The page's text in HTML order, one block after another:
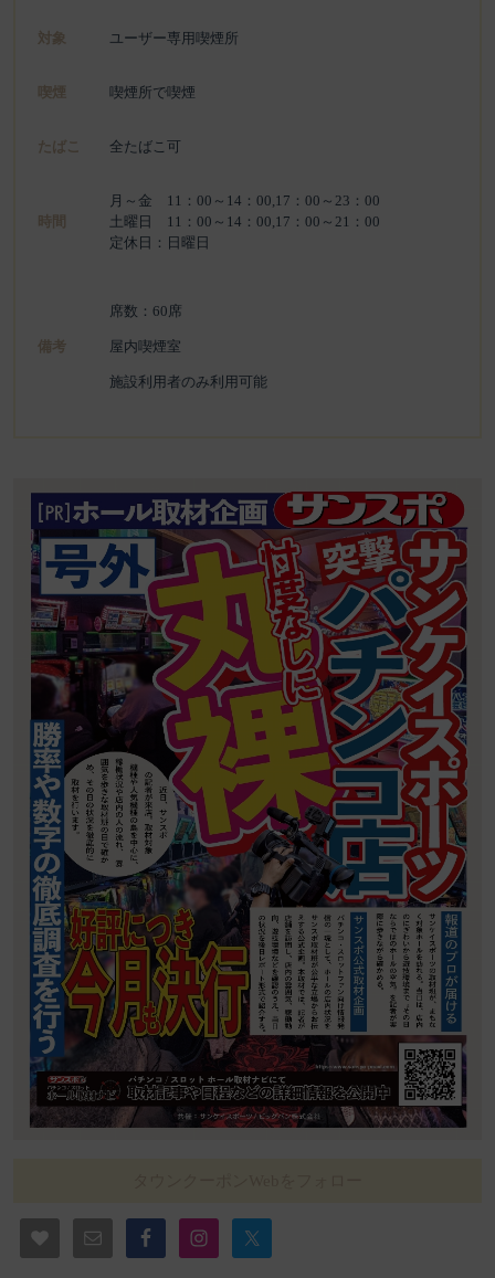
対象 ユーザー専用喫煙所
喫煙 喫煙所で喫煙
たばこ 全たばこ可
時間
月～金 11：00～14：00,17：00～23：00
土曜日 11：00～14：00,17：00～21：00
定休日：日曜日
備考
席数：60席
屋内喫煙室
施設利用者のみ利用可能